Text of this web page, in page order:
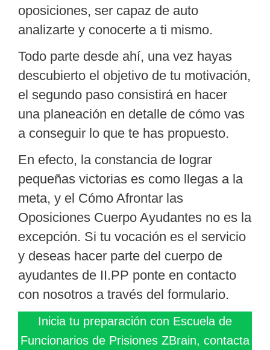
oposiciones, ser capaz de auto
analizarte y conocerte a ti mismo.
Todo parte desde ahí, una vez hayas
descubierto el objetivo de tu motivación,
el segundo paso consistirá en hacer
una planeación en detalle de cómo vas
a conseguir lo que te has propuesto.
En efecto, la constancia de lograr
pequeñas victorias es como llegas a la
meta, y el Cómo Afrontar las
Oposiciones Cuerpo Ayudantes no es la
excepción. Si tu vocación es el servicio
y deseas hacer parte del cuerpo de
ayudantes de II.PP ponte en contacto
con nosotros a través del formulario.
Inicia tu preparación con Escuela de
Funcionarios de Prisiones ZBrain, contacta